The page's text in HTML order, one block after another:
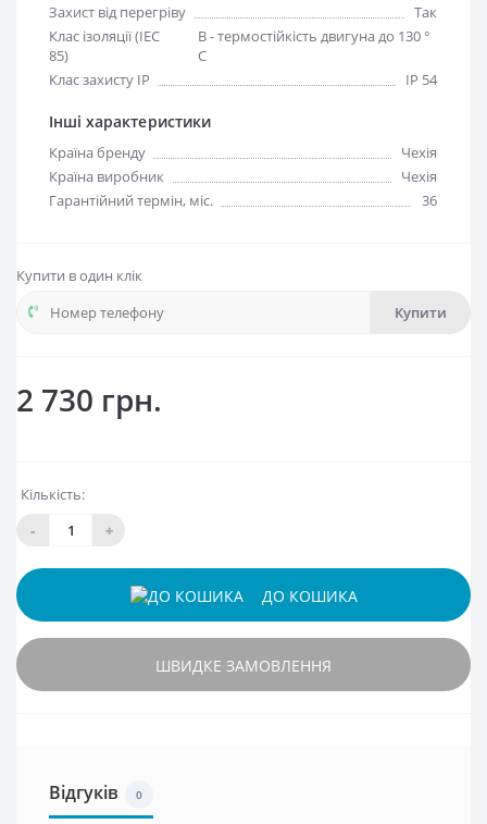
Захист від перегріву
Так
Клас ізоляції (IEC
85)
B - термостійкість двигуна до 130 °
С
Клас захисту IP
IP 54
Інші характеристики
Країна бренду
Чехія
Країна виробник
Чехія
Гарантійний термін, міс.
36
Купити в один клік
Купити
2 730 грн.
Кількість:
-
+
ДО КОШИКА
ШВИДКЕ ЗАМОВЛЕННЯ
Відгуків 0